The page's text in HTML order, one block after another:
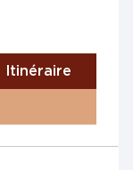
Itinéraire